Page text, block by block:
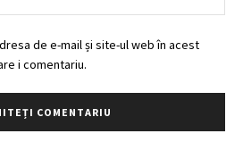
de e-mail și site-ul web în acest
i comentariu.